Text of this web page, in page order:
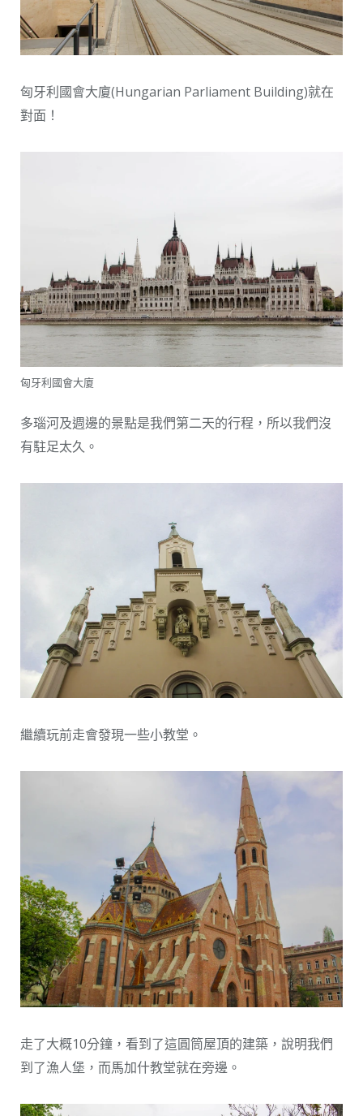
匈牙利國會大廈(Hungarian Parliament Building)就在
對面！
匈牙利國會大廈
多瑙河及週邊的景點是我們第二天的行程，所以我們沒
有駐足太久。
繼續玩前走會發現一些小教堂。
走了大概10分鐘，看到了這圓筒屋頂的建築，說明我們
到了漁人堡，而馬加什教堂就在旁邊。